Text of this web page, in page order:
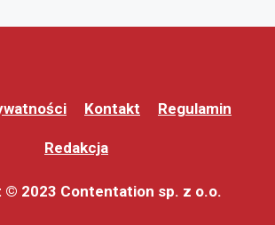
Kontakt Regulamin
Redakcja
© 2023 Contentation sp. z o.o.